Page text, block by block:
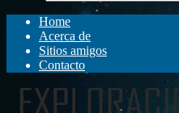
Home
Acerca de
Sitios amigos
Contacto